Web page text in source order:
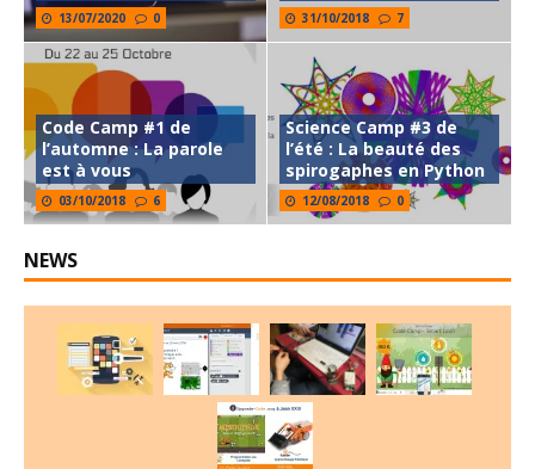
13/07/2020 0 31/10/2018 7
Code Camp #1 de
l’automne : La parole
est à vous
03/10/2018 6
Science Camp #3 de
l’été : La beauté des
spirogaphes en Python
12/08/2018 0
NEWS